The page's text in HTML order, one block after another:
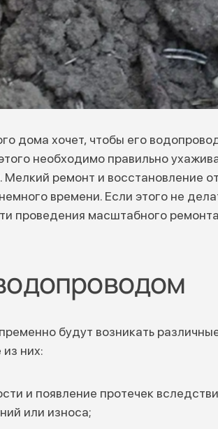
дома хочет, чтобы его
необходимо правильно
ремонт и восстановление
времени. Если этого не
проведения масштабного
будут возникать
них:
и появление протечек
или износа;